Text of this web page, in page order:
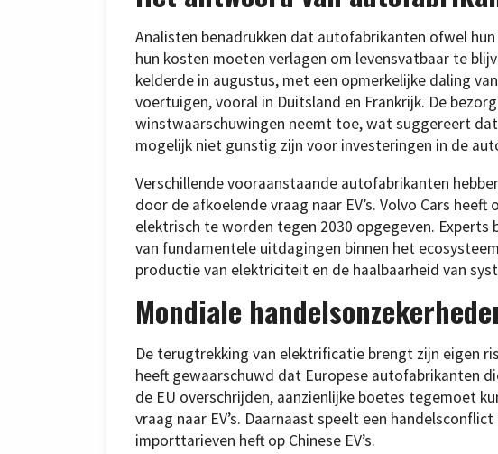
Analisten benadrukken dat autofabrikanten ofwel
hun kosten moeten verlagen om levensvatbaar te
kelderde in augustus, met een opmerkelijke daling
voertuigen, vooral in Duitsland en Frankrijk. De
winstwaarschuwingen neemt toe, wat suggereert
mogelijk niet gunstig zijn voor investeringen in de
Verschillende vooraanstaande autofabrikanten
door de afkoelende vraag naar EV’s. Volvo Cars
elektrisch te worden tegen 2030 opgegeven. Experts
van fundamentele uitdagingen binnen het
productie van elektriciteit en de haalbaarheid van
Mondiale
De terugtrekking van elektrificatie brengt zijn eigen
heeft gewaarschuwd dat Europese autofabrikanten
de EU overschrijden, aanzienlijke boetes tegemoet
vraag naar EV’s. Daarnaast speelt een
importtarieven heft op Chinese EV’s.